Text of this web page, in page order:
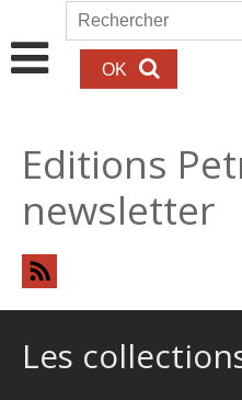
Aller au contenu principal
Formulaire
Rechercher
Editions
newsletter
Les